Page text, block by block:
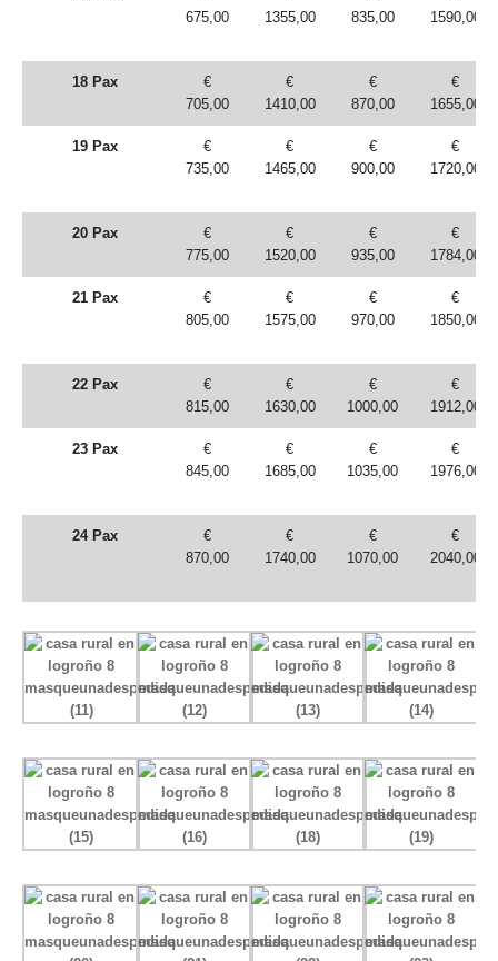
675,00
1355,00
835,00
1590,00
18 Pax
€
705,00
€
1410,00
€
870,00
€
1655,00
19 Pax
€
735,00
€
1465,00
€
900,00
€
1720,00
20 Pax
€
775,00
€
1520,00
€
935,00
€
1784,00
21 Pax
€
805,00
€
1575,00
€
970,00
€
1850,00
22 Pax
€
815,00
€
1630,00
€
1000,00
€
1912,00
23 Pax
€
845,00
€
1685,00
€
1035,00
€
1976,00
24 Pax
€
870,00
€
1740,00
€
1070,00
€
2040,00